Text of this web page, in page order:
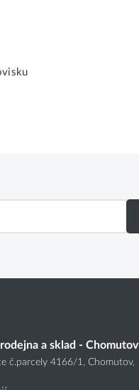
a sklad - Chomutov
č.parcely 4166/1, Chomutov,